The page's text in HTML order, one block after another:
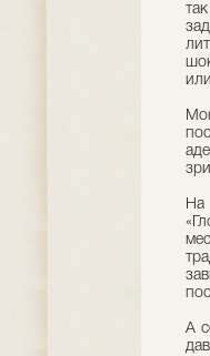
На
А